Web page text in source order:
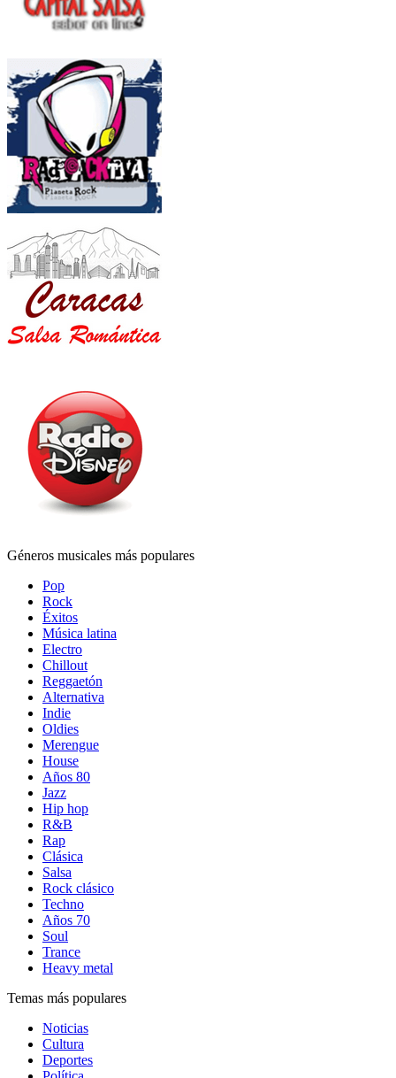
Géneros musicales más populares
Pop
Rock
Éxitos
Música latina
Electro
Chillout
Reggaetón
Alternativa
Indie
Oldies
Merengue
House
Años 80
Jazz
Hip hop
R&B
Rap
Clásica
Salsa
Rock clásico
Techno
Años 70
Soul
Trance
Heavy metal
Temas más populares
Noticias
Cultura
Deportes